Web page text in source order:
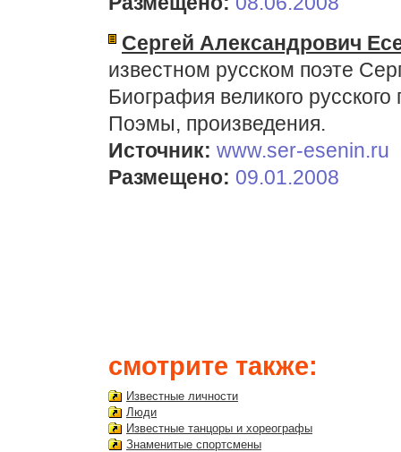
Сергей Александрович
известном русском поэте
Биография великого
Поэмы, произведения.
Источник: www.ser-esenin.ru
Размещено: 09.01.2008
смотрите также:
Известные личности
Люди
Известные танцоры и хореографы
Знаменитые спортсмены